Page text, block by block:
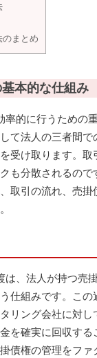
まとめ
本的な仕組み
的に行うための
て法人の三者間
受け取ります。
も分散されるの
取引の流れ、売
、法人が持つ売
仕組みです。こ
リング会社に対
を確実に回収す
債権の管理をフ